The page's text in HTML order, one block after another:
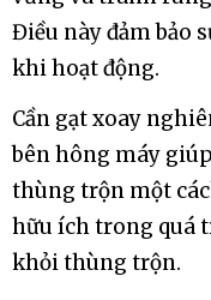
Điều này đảm bảo
khi hoạt động.
Cần gạt xoay
bên hông máy
thùng trộn một
hữu ích trong quá
khỏi thùng trộn.